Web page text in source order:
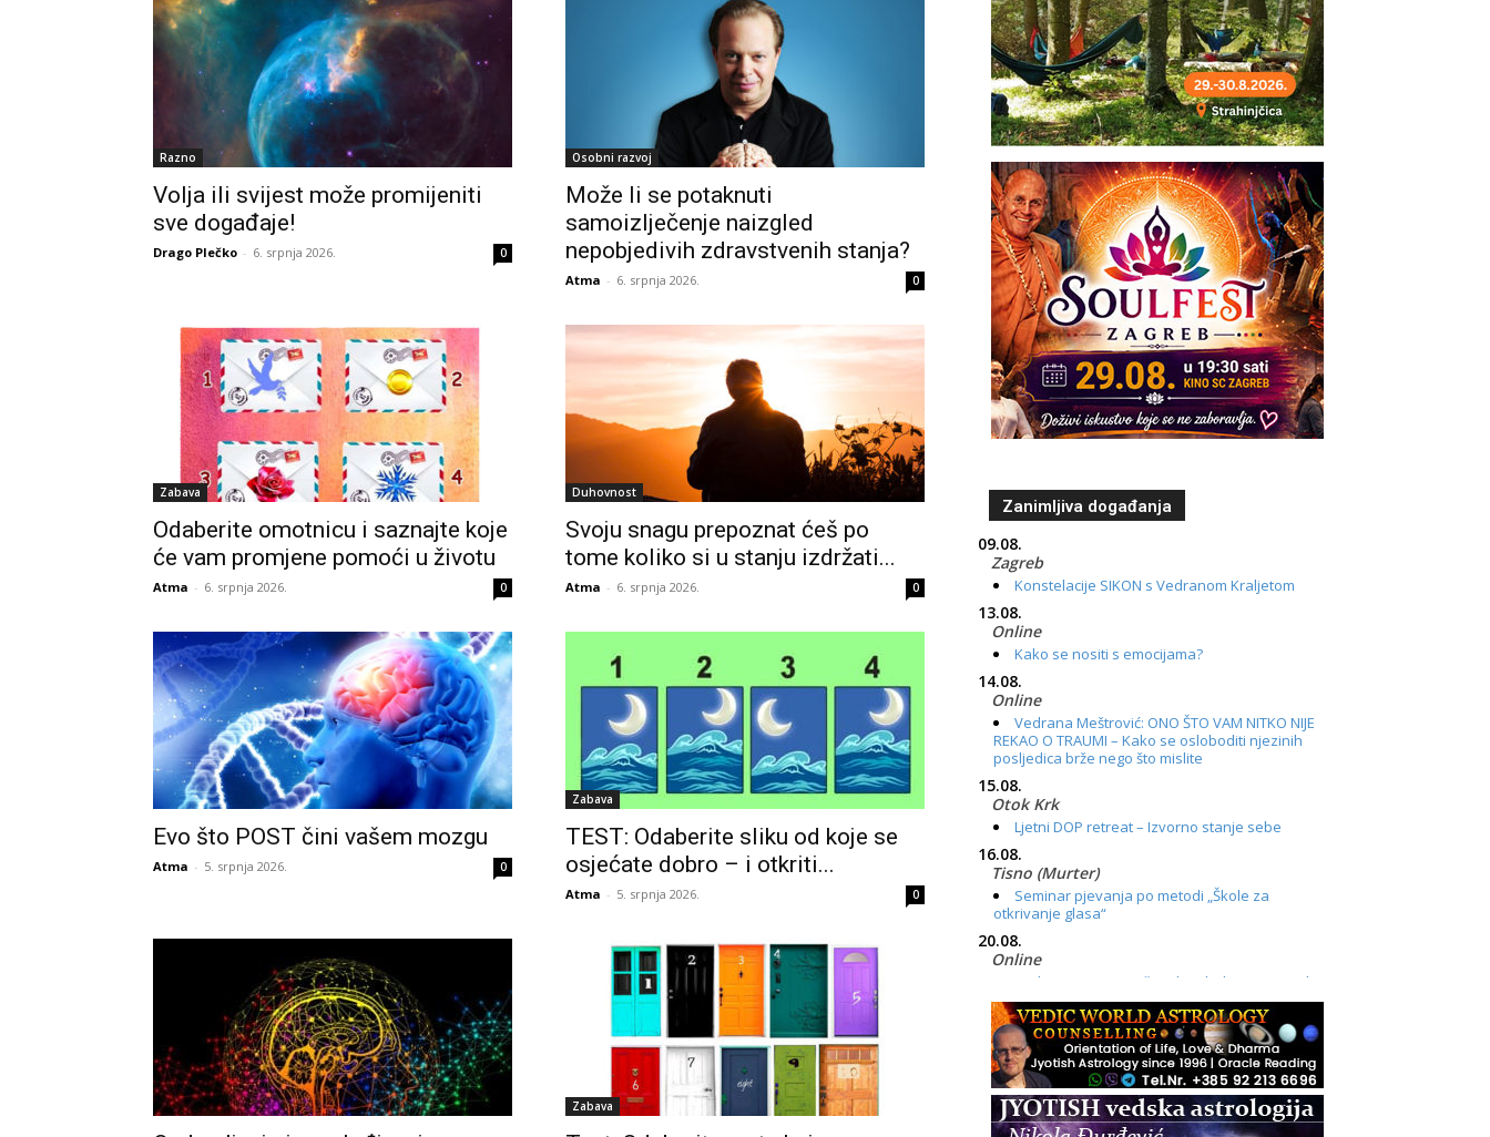
Razno
Volja ili svijest može promijeniti
sve događaje!
Drago Plečko - 6. srpnja 2026. 0
Osobni razvoj
Može li se potaknuti
samoizlječenje naizgled
nepobjedivih zdravstvenih stanja?
Atma - 6. srpnja 2026. 0
Zabava
Odaberite omotnicu i saznajte koje
će vam promjene pomoći u životu
Atma - 6. srpnja 2026. 0
Duhovnost
Svoju snagu prepoznat ćeš po
tome koliko si u stanju izdržati...
Atma - 6. srpnja 2026. 0
Evo što POST čini vašem mozgu
Atma - 5. srpnja 2026. 0
Zabava
TEST: Odaberite sliku od koje se
osjećate dobro – i otkriti...
Atma - 5. srpnja 2026. 0
Zabava
Zanimljiva događanja
09.08.
Zagreb
Konstelacije SIKON s Vedranom Kraljetom
13.08.
Online
Kako se nositi s emocijama?
14.08.
Online
Vedrana Meštrović: ONO ŠTO VAM NITKO NIJE
REKAO O TRAUMI – Kako se osloboditi njezinih
posljedica brže nego što mislite
15.08.
Otok Krk
Ljetni DOP retreat – Izvorno stanje sebe
16.08.
Tisno (Murter)
Seminar pjevanja po metodi „Škole za
otkrivanje glasa“
20.08.
Online
Radionica: Pomagači iz drugih dimenzija Online
– otvoreno za sve
21.08.
Zagreb+Online
Osnovni ThetaHealing® tečaj, Zagreb i Online
22.08.
Pula